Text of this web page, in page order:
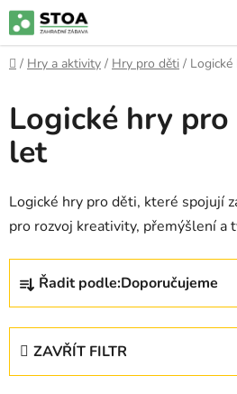
Přejít
na
obsah
Domů
/ Hry a aktivity / Hry pro děti /
Logické hry
let
Logické hry pro děti, které spojují
pro rozvoj kreativity, přemýšlení a
Ř
z
Řadit podle:Doporučujeme
ZAVŘÍT FILTR